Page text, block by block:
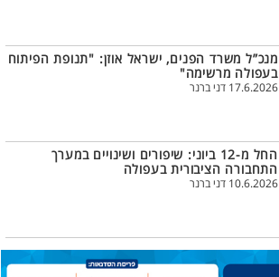
מנכ”ל משרד הפנים, ישראל אוזן: "תנופת הפיתוח
בעפולה מרשימה"
17.6.2026 דני ברנר
החל מ-12 ביוני: שיפורים ושינויים במערך
התחבורה הציבורית בעפולה
10.6.2026 דני ברנר